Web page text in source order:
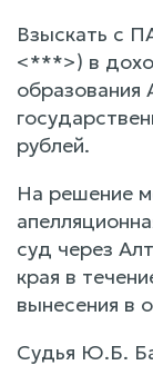
Взыскать с
<***>) в
образования
рублей.
На решение
суд через
края в
вынесения в
Судья Ю.Б.